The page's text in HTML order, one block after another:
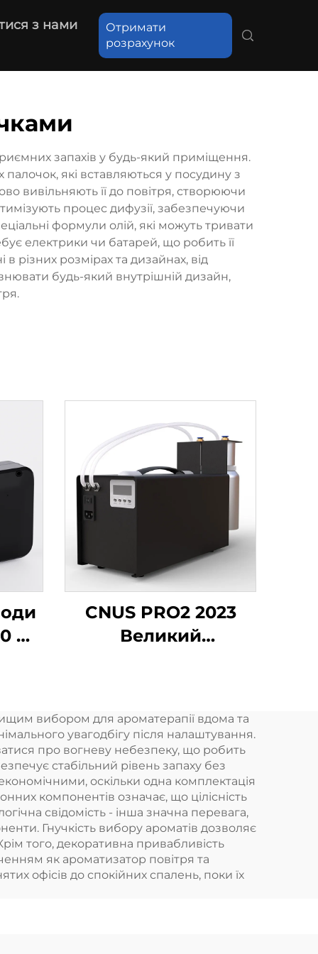
з нами
Отримати
розрахунок
запахів у будь-який приміщення.
які вставляються у посудину з
вивільняють її до повітря, створюючи
процес дифузії, забезпечуючи
формули олій, які можуть тривати
електрики чи батарей, що робить її
різних розмірах та дизайнах, від
будь-який внутрішній дизайн,
мл
CNUS PRO2 2023
Великий
ароматний
диспенсер
електричний HVAC
олійний свіжильник
повітря дифузер
вибором для ароматерапії вдома та
увагодбігу після налаштування.
про вогневу небезпеку, що робить
стабільний рівень запаху без
оскільки одна комплектація
компонентів означає, що цілісність
свідомість - інша значна перевага,
Гнучкість вибору ароматів дозволяє
того, декоративна привабливість
як ароматизатор повітря та
офісів до спокійних спалень, поки їх